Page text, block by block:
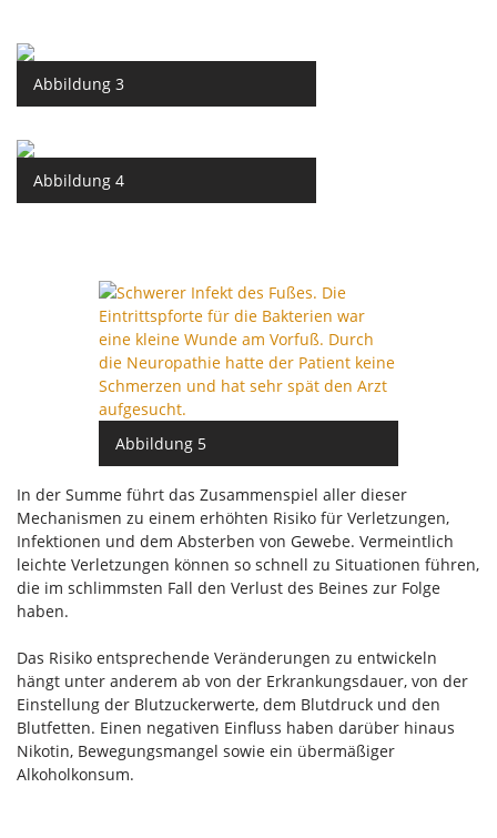
Abbildung 3
Abbildung 4
Abbildung 5
In der Summe führt das Zusammenspiel aller dieser
Mechanismen zu einem erhöhten Risiko für Verletzungen,
Infektionen und dem Absterben von Gewebe. Vermeintlich
leichte Verletzungen können so schnell zu Situationen führen,
die im schlimmsten Fall den Verlust des Beines zur Folge
haben.
Das Risiko entsprechende Veränderungen zu entwickeln
hängt unter anderem ab von der Erkrankungsdauer, von der
Einstellung der Blutzuckerwerte, dem Blutdruck und den
Blutfetten. Einen negativen Einfluss haben darüber hinaus
Nikotin, Bewegungsmangel sowie ein übermäßiger
Alkoholkonsum.